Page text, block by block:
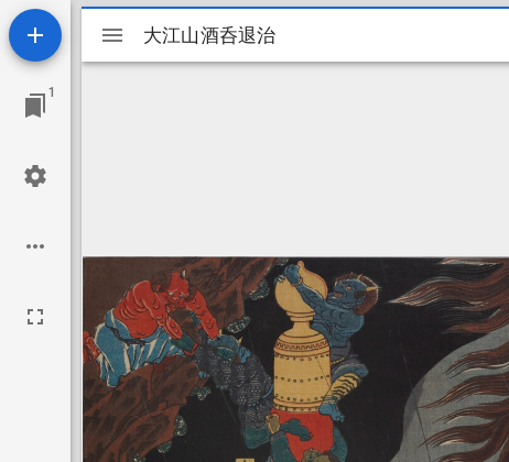
1
Mirador
viewer
大江山酒呑退治
大江山酒呑退治